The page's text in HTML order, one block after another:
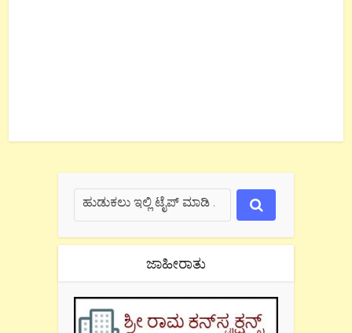
ಜಾಹೀರಾತು